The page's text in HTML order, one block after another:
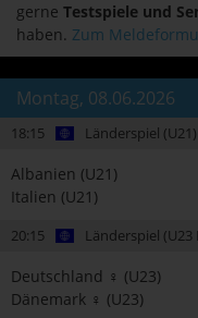
gerne Testspiele und
haben. Zum
Montag, 08.06.2026
18:15 Länderspiel (U21)
Albanien (U21)
Italien (U21)
20:15 Länderspiel (U23
Deutschland ♀ (U23)
Dänemark ♀ (U23)